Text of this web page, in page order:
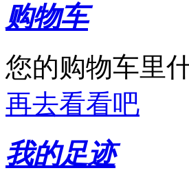
购物车
您的购物车里
再去看看吧
我的足迹